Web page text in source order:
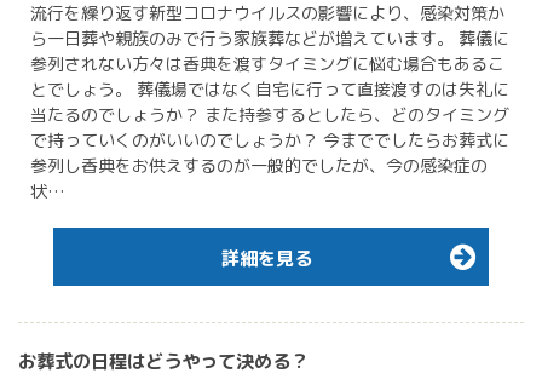
流行を繰り返す新型コロナウイルスの影響により、感染対策か
ら一日葬や親族のみで行う家族葬などが増えています。 葬儀に
参列されない方々は香典を渡すタイミングに悩む場合もあるこ
とでしょう。 葬儀場ではなく自宅に行って直接渡すのは失礼に
当たるのでしょうか？ また持参するとしたら、どのタイミング
で持っていくのがいいのでしょうか？ 今まででしたらお葬式に
参列し香典をお供えするのが一般的でしたが、今の感染症の
状…
詳細を見る
お葬式の日程はどうやって決める？